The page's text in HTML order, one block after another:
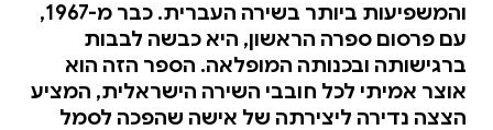
והמשפיעות ביותר בשירה העברית. כבר מ-1967,
עם פרסום ספרה הראשון, היא כבשה לבבות
ברגישותה ובכנותה המופלאה. הספר הזה הוא
אוצר אמיתי לכל חובבי השירה הישראלית, המציע
הצצה נדירה ליצירתה של אישה שהפכה לסמל